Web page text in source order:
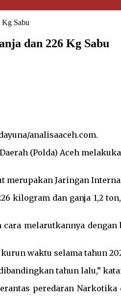
Kg Sabu
dan 226 Kg Sabu
analisaaceh.com.
(Polda) Aceh
merupakan Jaringan
kilogram dan ganja 1,2
cara melarutkannya
waktu selama tahun
tahun lalu,”
peredaran